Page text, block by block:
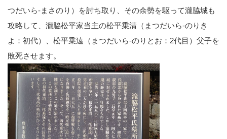
つだいら-まさのり）を討ち取り、その余勢を駆って瀧脇城も
攻略して、瀧脇松平家当主の松平乗清（まつだいら-のりき
よ：初代）、松平乗遠（まつだいら-のりとお：2代目）父子を
敗死させます。